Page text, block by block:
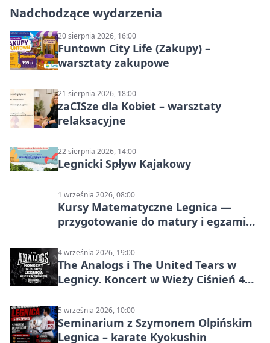
Nadchodzące wydarzenia
20 sierpnia 2026, 16:00
Funtown City Life (Zakupy) –
warsztaty zakupowe
21 sierpnia 2026, 18:00
zaCISze dla Kobiet – warsztaty
relaksacyjne
22 sierpnia 2026, 14:00
Legnicki Spływ Kajakowy
1 września 2026, 08:00
Kursy Matematyczne Legnica —
przygotowanie do matury i egzaminu
4 września 2026, 19:00
The Analogs i The United Tears w
Legnicy. Koncert w Wieży Ciśnień 4
5 września 2026, 10:00
Seminarium z Szymonem Olpińskim
Legnica – karate Kyokushin